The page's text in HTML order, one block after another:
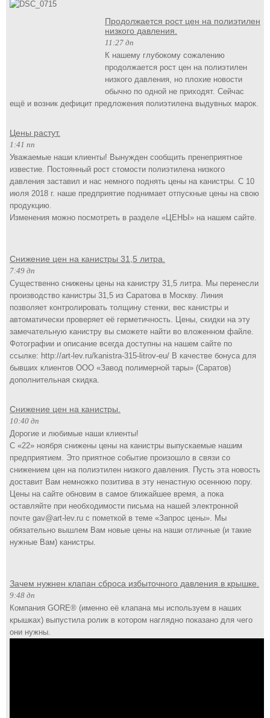
Продолжается рост цен на полиэтилен
низкого давления.
11:27 дп
К нашему глубокому сожалению
продолжается рост цен на полиэтилен
низкого давления, но плохие новости
обычно по одной не приходят. Сейчас
ещё и возник дефицит предложения полиэтилена выдувных марок.
Цены растут.
1:41 пп
Уважаемые наши клиенты! Вынужден сообщить пренеприятное
известие. Постоянный рост стомости полиэтилена низкого
давления заставил и нас немного поднять цены на канистры. С 10
июля 2018 г. наше предприятие поднимает отпускные цены на свою
продукцию.
Изменения можно посмотреть в разделе «ЦЕНЫ» на нашем сайте.
Снижение цен на канистры 31,5 литра.
7:49 дп
Существенно снижены цены на канистру 31,5 литра. Мы перенесли
производство канистры 31,5 из Саратова в Москву. Линия
позволяет контролировать толщину стенки, вес канистры и
автоматически проверяет её герметичность. Цены, скидки на эту
замечательную канистру вы сможете найти во вложенном файле.
Фотографии и описание всегда доступны на нашем сайте по
ссылке: http://art-lev.ru/kanistra-315-litrov-eu/ В качестве бонуса для
бывших клиентов ООО «Завод полимерной тары» (Саратов)
дополнительная скидка.
Снижение цен на канистры.
10:40 дп
Дорогие и любимые наши клиенты!
С «22» ноября снижены цены на канистры выпускаемые нашим
предприятием. Это приятное событие произошло в связи со
снижением цен на полиэтилен низкого давления. Пусть эта новость
доставит Вам немножко позитива в эту ненастную осеннюю пору.
Цены на сайте обновим в самое ближайшее время, а пока
оставляйте при необходимости письма на нашей электронной
почте gav@art-lev.ru с пометкой в теме «Запрос цены». Мы
обязательно вышлем Вам новые цены на наши отличные (и такие
нужные Вам) канистры.
Зачем нужнен клапан сброса избыточного давления в крышке.
9:48 дп
Компания GORE® (именно её клапана мы используем в наших
крышках) выпустила ролик в котором наглядно показано для чего
они нужны.